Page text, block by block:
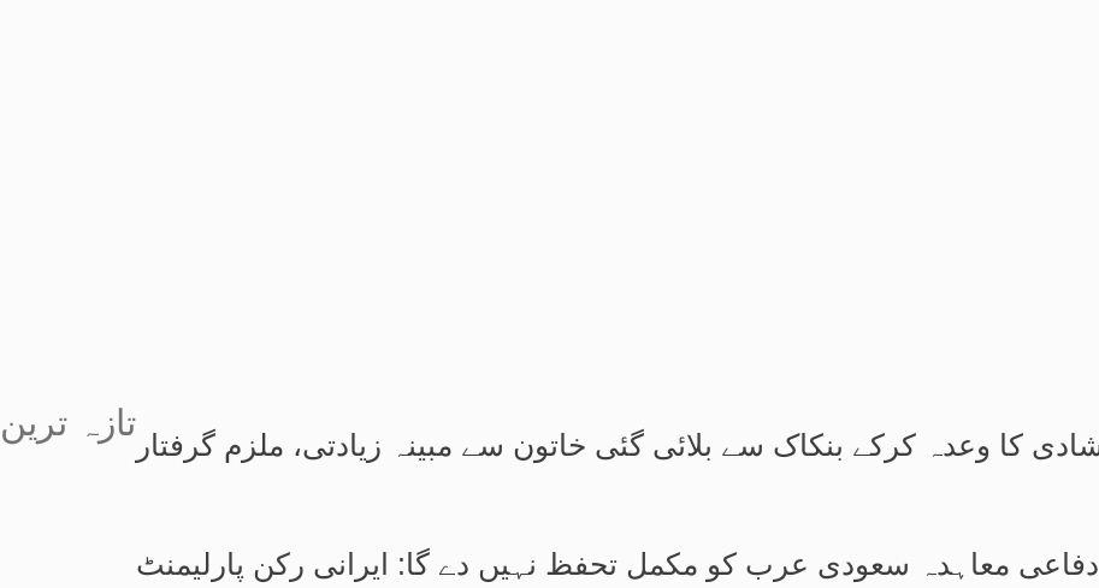
تازہ ترین
کا وعدہ کرکے بنکاک سے بلائی گئی خاتون سے مبینہ زیادتی، ملزم گرفتار
دفاعی معاہدہ سعودی عرب کو مکمل تحفظ نہیں دے گا: ایرانی رکن پارلیمنٹ